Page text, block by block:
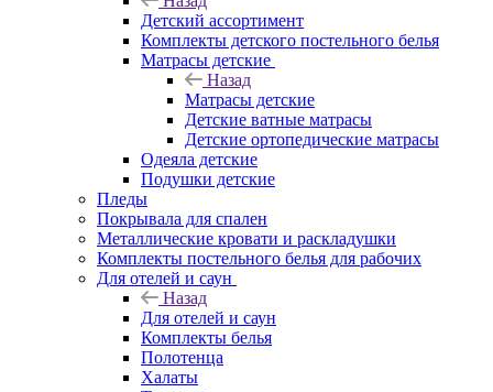
Детский ассортимент
Комплекты детского постельного белья
Матрасы детские
Назад
Матрасы детские
Детские ватные матрасы
Детские ортопедические матрасы
Одеяла детские
Подушки детские
Пледы
Покрывала для спален
Металлические кровати и раскладушки
Комплекты постельного белья для рабочих
Для отелей и саун
Назад
Для отелей и саун
Комплекты белья
Полотенца
Халаты